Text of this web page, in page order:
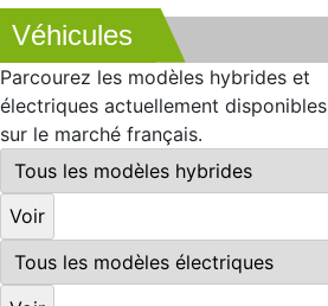
Véhicules
Parcourez les modèles hybrides et
électriques actuellement disponibles
sur le marché français.